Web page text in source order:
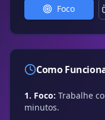
Foco
Como
1. Foco: Trabalhe
minutos.